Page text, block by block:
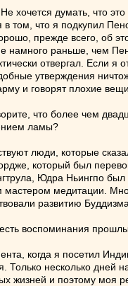
хочется думать, что
том, что я подкупил
прежде всего, об
намного раньше, чем
отвергал. Если я
утверждения
и говорят плохие
что более чем
ламы?
люди, которые
который был
Юдра Ньингпо
медитации.
развитию
воспоминания
когда я посетил
Только несколько дней
жизней и поэтому моя